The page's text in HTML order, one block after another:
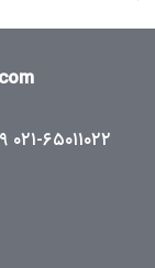
۰۲۱-۶۵۰۱۱۰۲۲